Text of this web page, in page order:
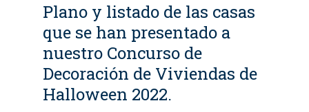
Plano y listado de las casas
que se han presentado a
nuestro Concurso de
Decoración de Viviendas de
Halloween 2022.